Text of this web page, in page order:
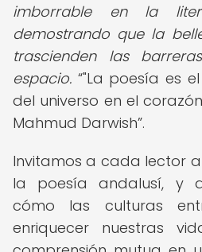
imborrable en la
demostrando que la
trascienden las
espacio. "La poesía es
del universo en el
Mahmud Darwish .
Invitamos a cada lector
la poesía andalusí, y
cómo las culturas
enriquecer nuestras